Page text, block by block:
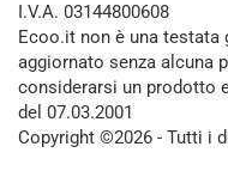
I.V.A. 03144800608
Ecoo.it non è una
aggiornato senza alcuna
considerarsi un prodotto
del 07.03.2001
Copyright ©2026 - Tutti i